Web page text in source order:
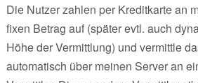
Die Nutzer zahlen per Kreditkarte an
fixen Betrag auf (später evtl. auch
Höhe der Vermittlung) und vermittle
automatisch über meinen Server an